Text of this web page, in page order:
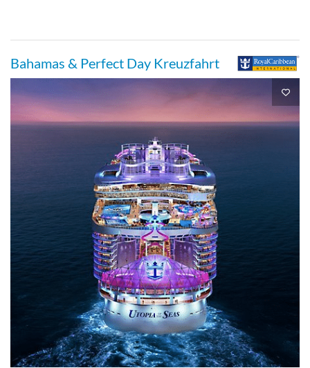
Bahamas & Perfect Day Kreuzfahrt